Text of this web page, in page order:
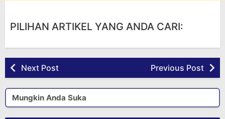
PILIHAN ARTIKEL YANG ANDA CARI:
Next Post Previous Post
Mungkin Anda Suka